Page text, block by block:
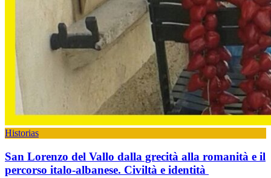
Historias
San Lorenzo del Vallo dalla grecità alla romanità e il
percorso italo-albanese. Civiltà e identità